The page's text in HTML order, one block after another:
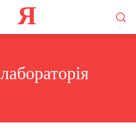
Я
лабораторія